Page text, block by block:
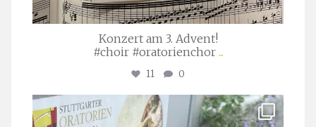
Konzert am 3. Advent!
#choir #oratorienchor ...
11 0
stuttgarter_oratorienchor
Juli 23